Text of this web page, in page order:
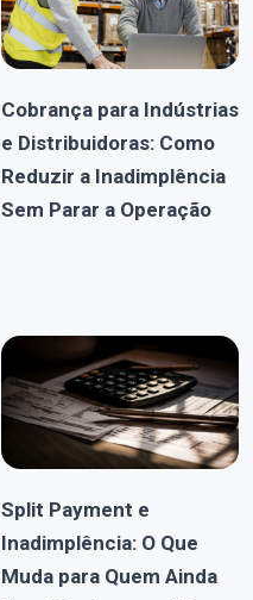
Cobrança para Indústrias
e Distribuidoras: Como
Reduzir a Inadimplência
Sem Parar a Operação
Split Payment e
Inadimplência: O Que
Muda para Quem Ainda